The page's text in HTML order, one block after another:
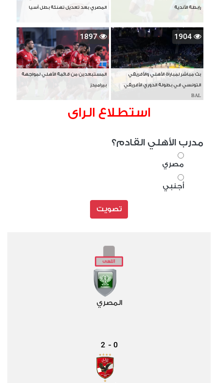
رابطة الأندية المصري بعد تعديل تهنئة بطل آسيا
1904
بث مباشر لمباراة الأهلي والأفريقي
التونسي في بطولة الدوري الأفريقي
BAL
1897
المستبعدين من قائمة الأهلي لمواجهة
بيراميدز
استطلاع الراى
مدرب الأهلي القادم؟
مصري
أجنبي
تصويت
المصري
0
-
2